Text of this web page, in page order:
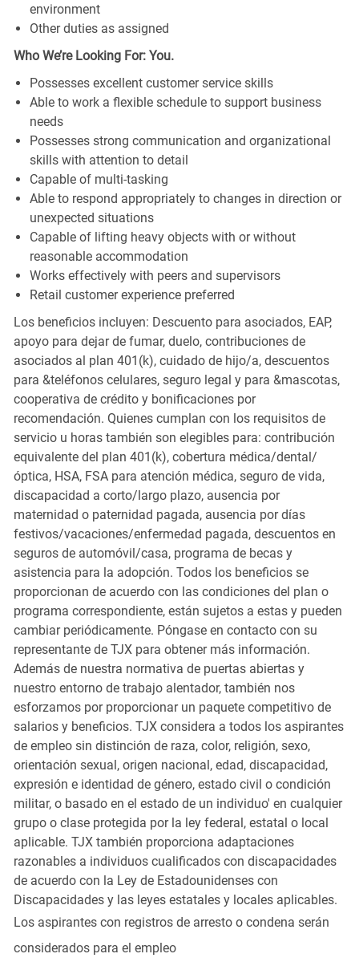
environment
Other duties as assigned
Who We’re Looking For: You.
Possesses excellent customer service skills
Able to work a flexible schedule to support business
needs
Possesses strong communication and organizational
skills with attention to detail
Capable of multi-tasking
Able to respond appropriately to changes in direction or
unexpected situations
Capable of lifting heavy objects with or without
reasonable accommodation
Works effectively with peers and supervisors
Retail customer experience preferred
Los beneficios incluyen: Descuento para asociados, EAP,
apoyo para dejar de fumar, duelo, contribuciones de
asociados al plan 401(k), cuidado de hijo/a, descuentos
para &teléfonos celulares, seguro legal y para &mascotas,
cooperativa de crédito y bonificaciones por
recomendación. Quienes cumplan con los requisitos de
servicio u horas también son elegibles para: contribución
equivalente del plan 401(k), cobertura médica/dental/
óptica, HSA, FSA para atención médica, seguro de vida,
discapacidad a corto/largo plazo, ausencia por
maternidad o paternidad pagada, ausencia por días
festivos/vacaciones/enfermedad pagada, descuentos en
seguros de automóvil/casa, programa de becas y
asistencia para la adopción. Todos los beneficios se
proporcionan de acuerdo con las condiciones del plan o
programa correspondiente, están sujetos a estas y pueden
cambiar periódicamente. Póngase en contacto con su
representante de TJX para obtener más información.
Además de nuestra normativa de puertas abiertas y
nuestro entorno de trabajo alentador, también nos
esforzamos por proporcionar un paquete competitivo de
salarios y beneficios. TJX considera a todos los aspirantes
de empleo sin distinción de raza, color, religión, sexo,
orientación sexual, origen nacional, edad, discapacidad,
expresión e identidad de género, estado civil o condición
militar, o basado en el estado de un individuo' en cualquier
grupo o clase protegida por la ley federal, estatal o local
aplicable. TJX también proporciona adaptaciones
razonables a individuos cualificados con discapacidades
de acuerdo con la Ley de Estadounidenses con
Discapacidades y las leyes estatales y locales aplicables.
Los aspirantes con registros de arresto o condena serán
considerados para el empleo